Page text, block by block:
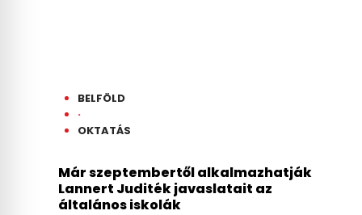
BELFÖLD
·
OKTATÁS
Már szeptembertől alkalmazhatják
Lannert Juditék javaslatait az
általános iskolák